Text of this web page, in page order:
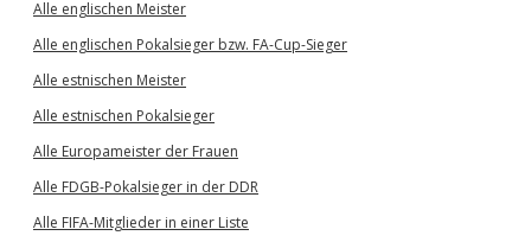
Alle englischen Meister
Alle englischen Pokalsieger bzw. FA-Cup-Sieger
Alle estnischen Meister
Alle estnischen Pokalsieger
Alle Europameister der Frauen
Alle FDGB-Pokalsieger in der DDR
Alle FIFA-Mitglieder in einer Liste